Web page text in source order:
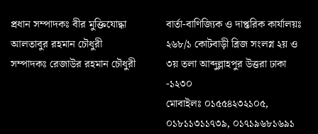
প্রধান সম্পাদকঃ বীর মুক্তিযোদ্ধা
আলতাবুর রহমান চৌধুরী
সম্পাদকঃ রেজাউর রহমান চৌধুরী
বার্তা-বাণিজ্যিক ও দাপ্তরিক কার্যালয়ঃ
২৬৮/১ কোটবাড়ী ব্রিজ সংলগ্ন ২য় ও
৩য় তলা আব্দুল্লাহপুর উত্তরা ঢাকা
-১২৩০
মোবাইলঃ ০১৫৫৪২৩২১০৫,
০১৮১১৩১১৭৩৯, ০১৭১৯৬৮১৬৯১